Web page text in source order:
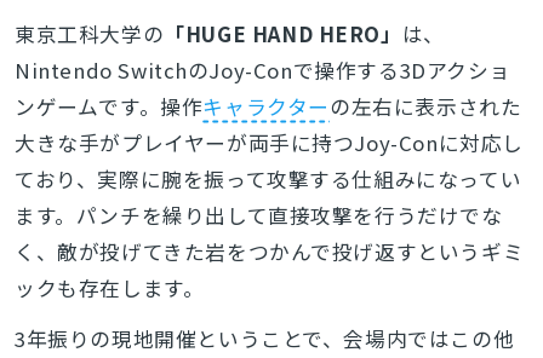
東京工科大学の 「HUGE HAND HERO」 は、
Nintendo SwitchのJoy-Conで操作する3Dアクショ
ンゲームです。操作キャラクターの左右に表示された
大きな手がプレイヤーが両手に持つJoy-Conに対応し
ており、実際に腕を振って攻撃する仕組みになってい
ます。パンチを繰り出して直接攻撃を行うだけでな
く、敵が投げてきた岩をつかんで投げ返すというギミ
ックも存在します。
3年振りの現地開催ということで、会場内ではこの他